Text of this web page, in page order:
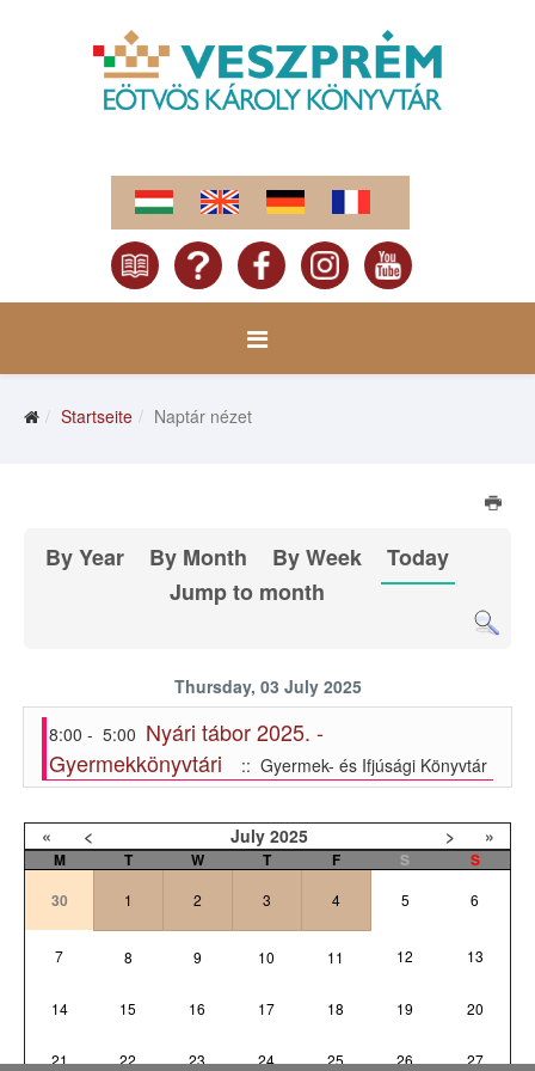
Startseite Naptár nézet
By Year By Month By Week
Today
Jump to month
Thursday, 03 July 2025
8:00 - 5:00 Nyári tábor 2025. -
Gyermekkönyvtári
:: Gyermek- és Ifjúsági Könyvtár
« < July 2025 > »
M T W T F S
S
30
1 2 3 4 5 6
7 8 9 10 11 12 13
14 15 16 17 18 19 20
21 22 23 24 25 26 27